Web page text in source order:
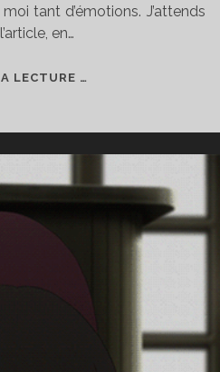
tant d’émotions. J’attends
en…
LECTURE …